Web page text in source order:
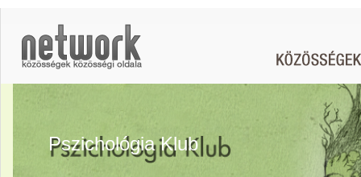
Pszichológia Klub